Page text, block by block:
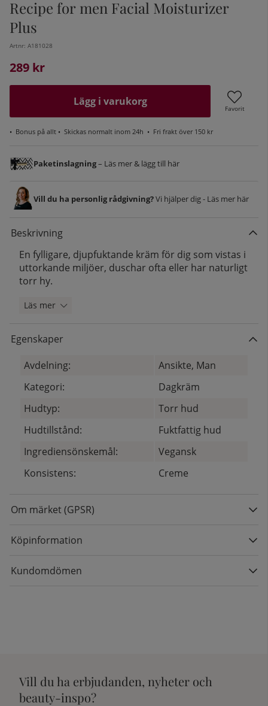
Recipe for men Facial Moisturizer
Plus
Artnr: A181028
289 kr
Lägg i varukorg
Favorit
• Bonus på allt • Skickas normalt inom 24h • Fri frakt över 150 kr
Paketinslagning– Läs mer & lägg till här
Vill du ha personlig rådgivning?Vi hjälper dig - Läs mer här
Beskrivning
En fylligare, djupfuktande kräm för dig som vistas i
uttorkande miljöer, duschar ofta eller har naturligt
torr hy.
Läs mer
Egenskaper
Avdelning:
Ansikte, Man
Kategori:
Dagkräm
Hudtyp:
Torr hud
Hudtillstånd:
Fuktfattig hud
Ingrediensönskemål:
Vegansk
Konsistens:
Creme
Om märket (GPSR)
Köpinformation
Kundomdömen
Vill du ha erbjudanden, nyheter och
beauty-inspo?